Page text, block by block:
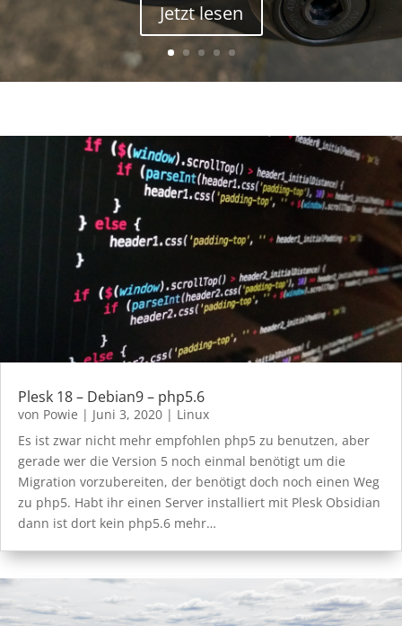
Jetzt lesen
Plesk 18 – Debian9 – php5.6
von Powie | Juni 3, 2020 | Linux
Es ist zwar nicht mehr empfohlen php5 zu benutzen, aber
gerade wer die Version 5 noch einmal benötigt um die
Migration vorzubereiten, der benötigt doch noch einen Weg
zu php5. Habt ihr einen Server installiert mit Plesk Obsidian
dann ist dort kein php5.6 mehr…